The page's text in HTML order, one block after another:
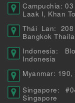
Campuchia:
Laak I, Khan
Thái Lan:
Bangkok
Indonesia:
Indonesia
Myanmar:
Singapore:
Singapore